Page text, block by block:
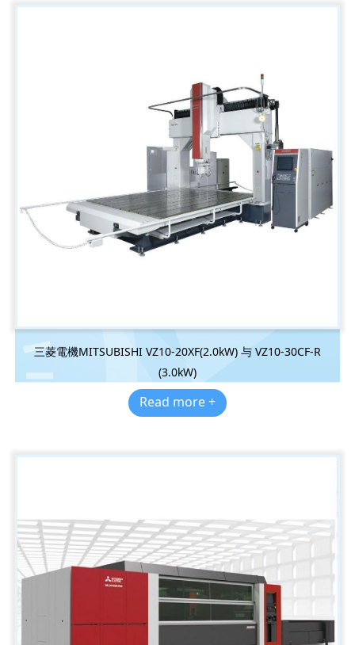
三菱電機MITSUBISHI VZ10-20XF(2.0kW) 与 VZ10-30CF-R
(3.0kW)
Read more +